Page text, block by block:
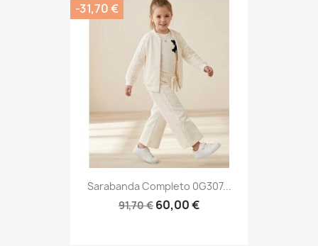
Sarabanda Completo 0G307...
91,70 € 60,00 €
-31,70 €